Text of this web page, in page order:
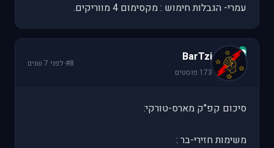
עמרי- הגבלות חימוש : מקסימום 4 מווריקים.
B
BarTzi
173 פוסטים
#8
·לפני 7 שנים
סיכום קפ"ק מארס-טורקי:
משימות חזירי-בר :